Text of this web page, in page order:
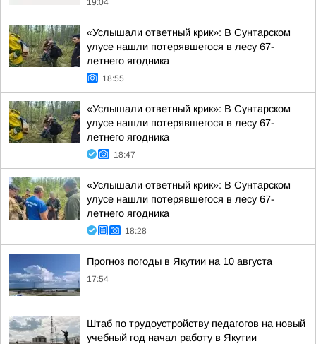
19:04
«Услышали ответный крик»: В Сунтарском
улусе нашли потерявшегося в лесу 67-
летнего ягодника
18:55
«Услышали ответный крик»: В Сунтарском
улусе нашли потерявшегося в лесу 67-
летнего ягодника
18:47
«Услышали ответный крик»: В Сунтарском
улусе нашли потерявшегося в лесу 67-
летнего ягодника
18:28
Прогноз погоды в Якутии на 10 августа
17:54
Штаб по трудоустройству педагогов на новый
учебный год начал работу в Якутии